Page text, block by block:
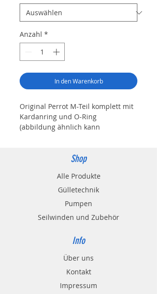
Anzahl *
In den Warenkorb
Original Perrot M-Teil komplett mit
Kardanring und O-Ring
(abbildung ähnlich kann
Variante 8 Zoll unmontiert und
ohne Laschen
Variante 3 Zoll: Nennweite 89mm
Je nach Vorrat kann die Kupplung
auch unmontiert sein dafür aber
mit verzinkten Hebeln
Shop
Alle Produkte
Gülletechnik
Pumpen
Seilwinden und Zubehör
Info
Über uns
Kontakt
Impressum